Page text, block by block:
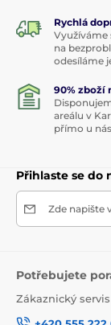
Rychlá
Využíváme
na
odesíláme
90% zboží
areálu v
přímo u
Přihlaste se do
Zde napište
Potřebujete
Zákaznický